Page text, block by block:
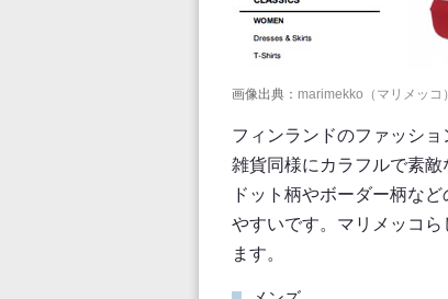
画像出典： marimekko（マリメッコ
フィンランドのファッシ
雑貨同様にカラフルで素
ドット柄やボーダー柄な
やすいです。マリメッコ
ます。